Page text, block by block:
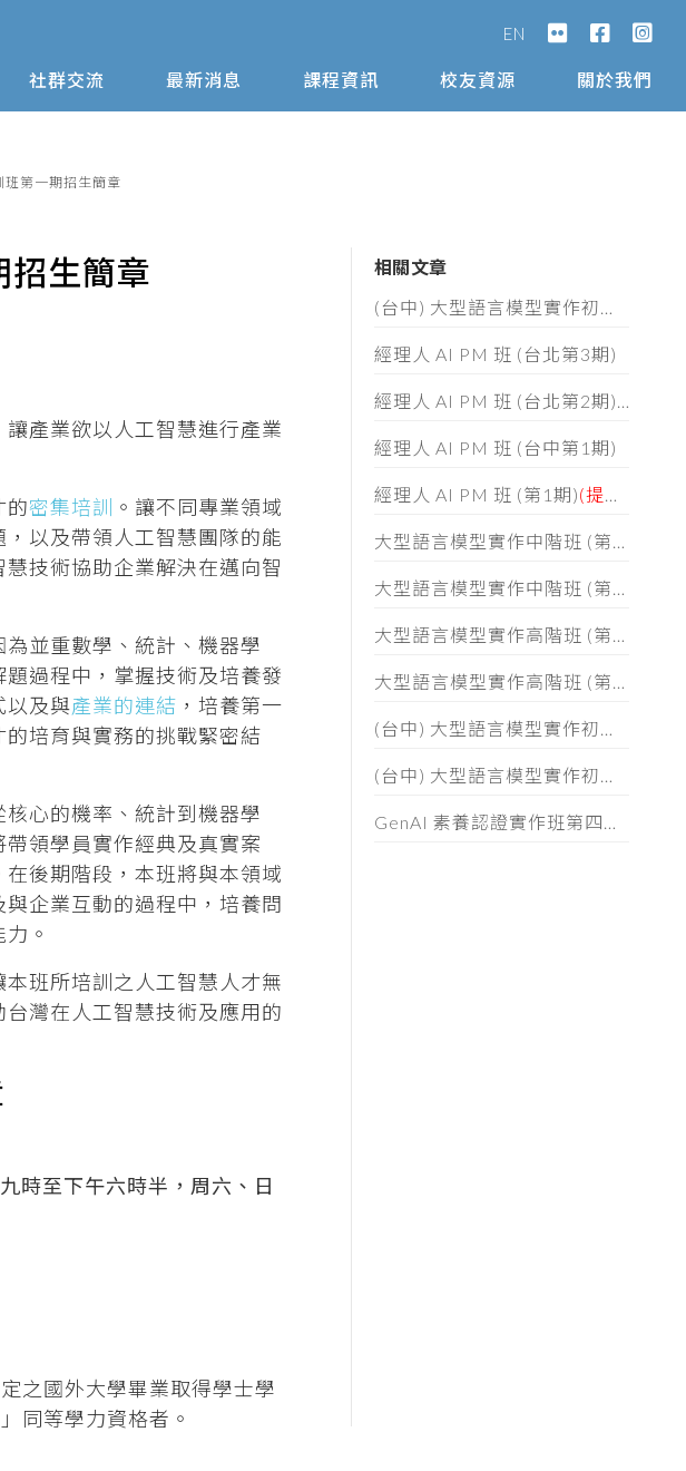
EN
社群交流 最新消息 課程資訊 校友資源 關於我們
班第一期招生簡章
招生簡章
產業欲以人工智慧進行產業
的密集培訓 。讓不同專業領域
以及帶領人工智慧團隊的能
技術協助企業解決在邁向智
並重數學、統計、機器學
過程中，掌握技術及培養發
以及與產業的連結 ，培養第一
培育與實務的挑戰緊密結
心的機率、統計到機器學
領學員實作經典及真實案
後期階段，本班將與本領域
企業互動的過程中，培養問
。
班所培訓之人工智慧人才無
灣在人工智慧技術及應用的
時至下午六時半，周六、日
之國外大學畢業取得學士學
」同等學力資格者。
相關文章
(台中) 大型語言模型實作初階班 (第五期) 招生簡章
經理人 AI PM 班 (台北第3期)
經理人 AI PM 班 (台北第2期)
(提前額
經理人 AI PM 班 (台中第1期)
經理人 AI PM 班 (第1期)(提前額滿)
大型語言模型實作中階班 (第二期)招生簡章
大型語言模型實作中階班 (第一期)招生簡章
大型語言模型實作高階班 (第六期) 招生簡章
大型語言模型實作高階班 (第五期) 招生簡章
(台中) 大型語言模型實作初階班 (第二期) 招生簡章
(台中) 大型語言模型實作初階班 (第一期) 招生簡章
GenAI 素養認證實作班第四期招生簡章